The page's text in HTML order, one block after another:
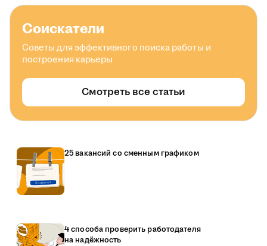
Соискатели
Советы для эффективного поиска работы и
построения карьеры
Смотреть все статьи
25 вакансий со сменным графиком
4 способа проверить работодателя
на надёжность